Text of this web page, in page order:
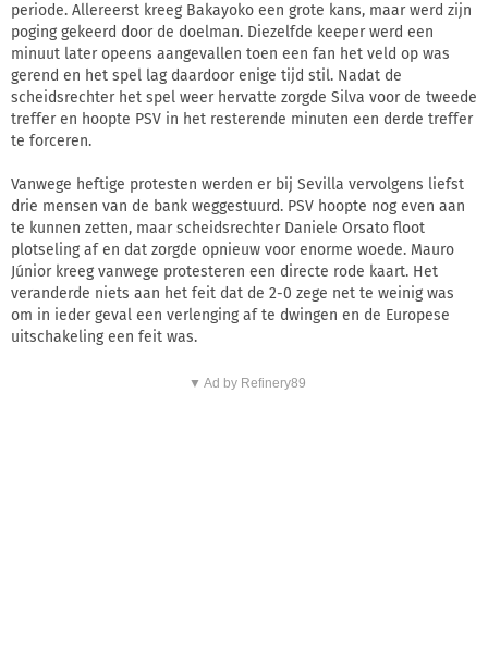
periode. Allereerst kreeg Bakayoko een grote kans, maar werd zijn
poging gekeerd door de doelman. Diezelfde keeper werd een
minuut later opeens aangevallen toen een fan het veld op was
gerend en het spel lag daardoor enige tijd stil. Nadat de
scheidsrechter het spel weer hervatte zorgde Silva voor de tweede
treffer en hoopte PSV in het resterende minuten een derde treffer
te forceren.
Vanwege heftige protesten werden er bij Sevilla vervolgens liefst
drie mensen van de bank weggestuurd. PSV hoopte nog even aan
te kunnen zetten, maar scheidsrechter Daniele Orsato floot
plotseling af en dat zorgde opnieuw voor enorme woede. Mauro
Júnior kreeg vanwege protesteren een directe rode kaart. Het
veranderde niets aan het feit dat de 2-0 zege net te weinig was
om in ieder geval een verlenging af te dwingen en de Europese
uitschakeling een feit was.
▼ Ad by Refinery89